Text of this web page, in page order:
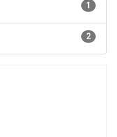
1
2